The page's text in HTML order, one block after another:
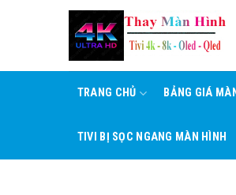
TRANG CHỦ BẢNG GIÁ
TIVI BỊ SỌC NGANG MÀN HÌNH